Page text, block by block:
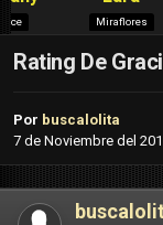
Rating De
Por buscalolita
7 de Noviembre del